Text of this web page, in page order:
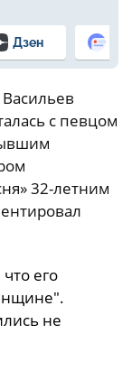
Дзен
с певцом
32-летним
его
не